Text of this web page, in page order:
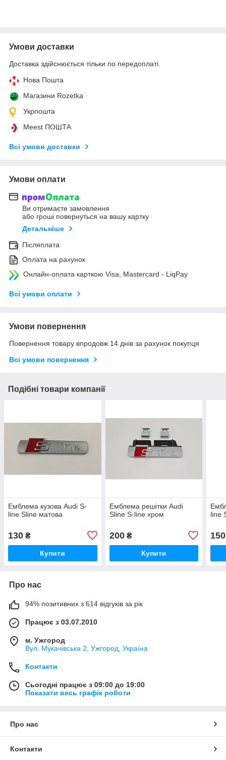
Умови доставки
Доставка здійснюється тільки по передоплаті.
Нова Пошта
Магазини Rozetka
Укрпошта
Meest ПОШТА
Всі умови доставки
Умови оплати
Ви отримаєте замовлення
або гроші повернуться на вашу картку
Детальніше
Післяплата
Оплата на рахунок
Онлайн-оплата карткою Visa, Mastercard - LiqPay
Всі умови оплати
Умови повернення
Повернення товару впродовж 14 днів за рахунок покупця
Всі умови повернення
Подібні товари компанії
Емблема кузова Audi S-
line Sline матова
130 ₴
Купити
Емблема решітки Audi
Sline S-line хром
200₴
Купити
line
150
Про нас
94% позитивних з 614 відгуків за рік
Працює з 03.07.2010
м. Ужгород
Вул. Мукачівська 2, Ужгород, Україна
Контакти
Сьогодні працює з 09:00 до 19:00
Показати весь графік роботи
Про нас
Контакти